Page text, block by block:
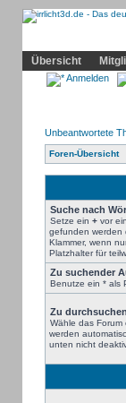
Übersicht
Anmelden
Unbeantwortete
Foren-Übersicht
Suche nach
Setze ein +vor
gefunden werden
Klammer, wenn
Platzhalter für
Zu suchender
Benutze ein * als
Zu
Wähle das
werden
unten nicht